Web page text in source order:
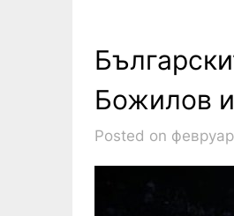
Божилов
Posted on